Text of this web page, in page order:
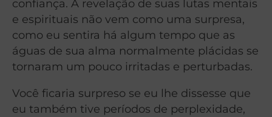
confiança. A revelação de suas lutas mentais
e espirituais não vem como uma surpresa,
como eu sentira há algum tempo que as
águas de sua alma normalmente plácidas se
tornaram um pouco irritadas e perturbadas.
Você ficaria surpreso se eu lhe dissesse que
eu também tive períodos de perplexidade,